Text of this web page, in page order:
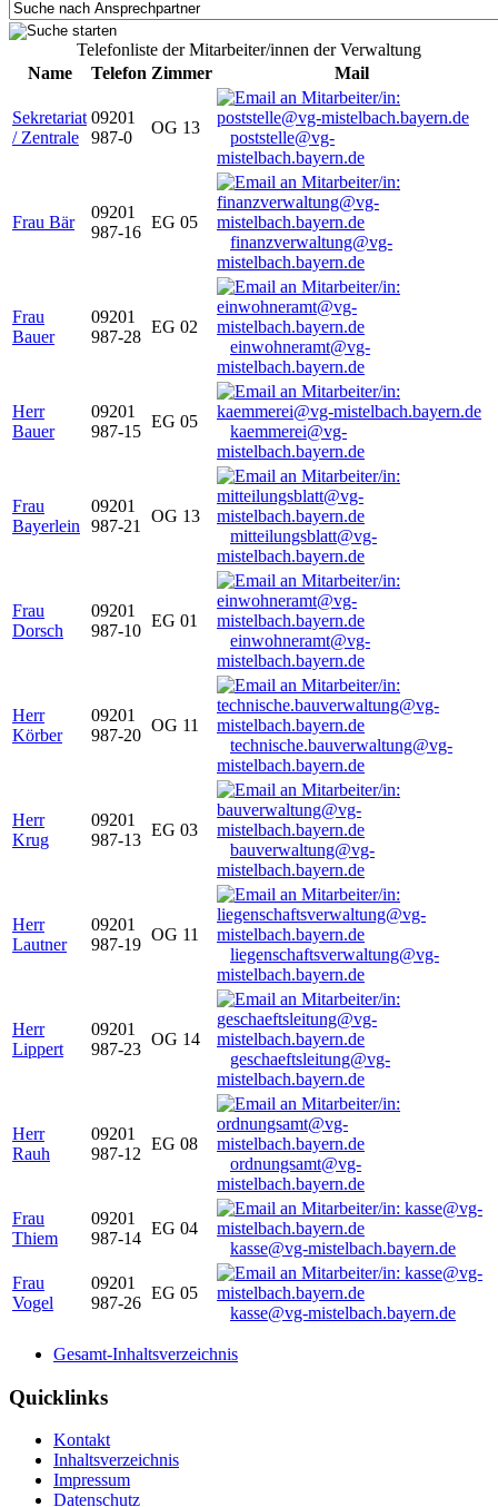
Telefonliste der Mitarbeiter/innen der Verwaltung
Name
Telefon Zimmer Mail
Sekretariat
/ Zentrale
09201
987-0
OG 13
poststelle@vg-
mistelbach.bayern.de
Frau Bär
09201
987-16
EG 05
finanzverwaltung@vg-
mistelbach.bayern.de
Frau
Bauer
09201
987-28
EG 02
einwohneramt@vg-
mistelbach.bayern.de
Herr
Bauer
09201
987-15
EG 05
kaemmerei@vg-
mistelbach.bayern.de
Frau
Bayerlein
09201
987-21
OG 13
mitteilungsblatt@vg-
mistelbach.bayern.de
Frau
Dorsch
09201
987-10
EG 01
einwohneramt@vg-
mistelbach.bayern.de
Herr
Körber
09201
987-20
OG 11
technische.bauverwaltung@vg-
mistelbach.bayern.de
Herr
Krug
09201
987-13
EG 03
bauverwaltung@vg-
mistelbach.bayern.de
Herr
Lautner
09201
987-19
OG 11
liegenschaftsverwaltung@vg-
mistelbach.bayern.de
Herr
Lippert
09201
987-23
OG 14
geschaeftsleitung@vg-
mistelbach.bayern.de
Herr
Rauh
09201
987-12
EG 08
ordnungsamt@vg-
mistelbach.bayern.de
Frau
Thiem
09201
987-14
EG 04
kasse@vg-mistelbach.bayern.de
Frau
Vogel
09201
987-26
EG 05
kasse@vg-mistelbach.bayern.de
Gesamt-Inhaltsverzeichnis
Quicklinks
Kontakt
Inhaltsverzeichnis
Impressum
Datenschutz